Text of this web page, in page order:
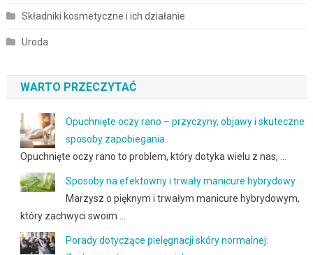
Składniki kosmetyczne i ich działanie
Uroda
WARTO PRZECZYTAĆ
Opuchnięte oczy rano – przyczyny, objawy i skuteczne
sposoby zapobiegania
Opuchnięte oczy rano to problem, który dotyka wielu z nas, …
Sposoby na efektowny i trwały manicure hybrydowy
Marzysz o pięknym i trwałym manicure hybrydowym,
który zachwyci swoim …
Porady dotyczące pielęgnacji skóry normalnej: